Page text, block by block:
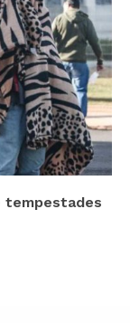
tempestades